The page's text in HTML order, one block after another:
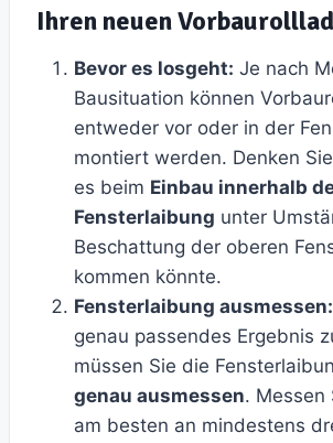
Ihren neuen
Bevor es losgeht: Je nach
Bausituation können
entweder vor oder in der
montiert werden. Denken
es beim Einbau innerhalb
Fensterlaibung unter
Beschattung der oberen
kommen könnte.
Fensterlaibung ausmessen:
genau passendes Ergebnis
müssen Sie die
genau ausmessen. Messen
am besten an mindestens